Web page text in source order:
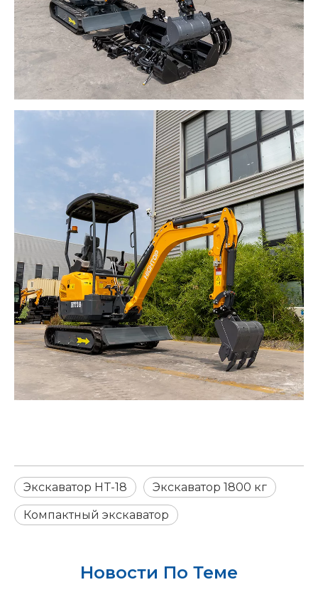
Экскаватор HT-18 Экскаватор 1800 кг
Компактный экскаватор
Новости По Теме